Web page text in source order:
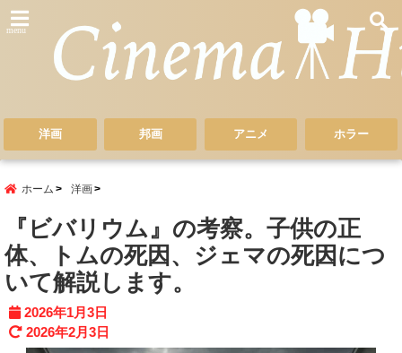
menu
洋画 邦画 アニメ ホラー
ホーム 洋画
『ビバリウム』の考察。子供の正
体、トムの死因、ジェマの死因につ
いて解説します。
2026年1月3日
2026年2月3日